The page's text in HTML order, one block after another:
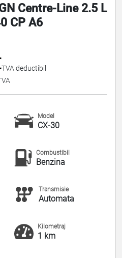
Centre-Line 2.5 L
CP A6
TVA deductibil
Model
CX-30
Combustibil
Benzina
Transmisie
Automata
Kilometraj
1 km